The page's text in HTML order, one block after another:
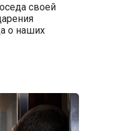
своей
о наших